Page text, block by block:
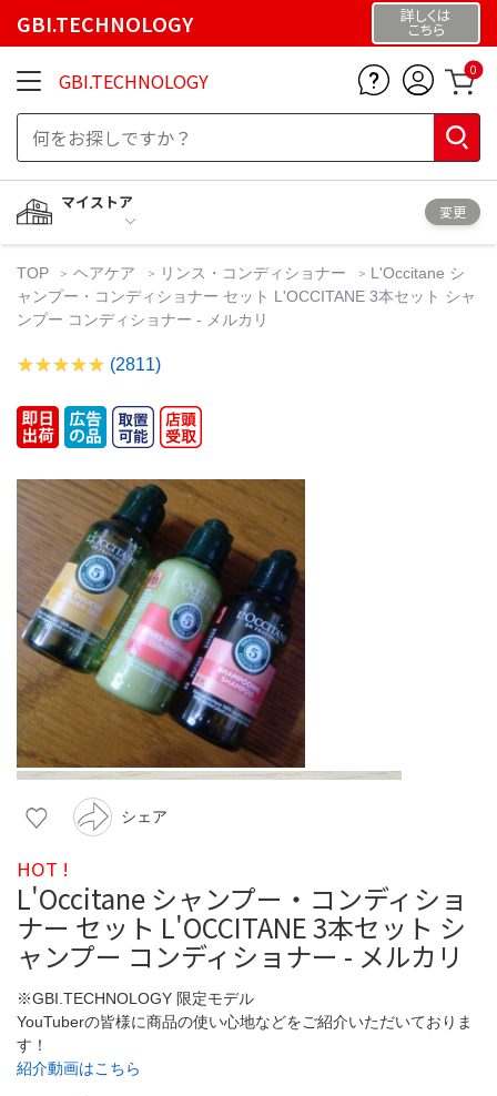
GBI.TECHNOLOGY 詳しくは
こちら
GBI.TECHNOLOGY 0
マイストア
変更
TOP ヘアケア リンス・コンディショナー
L'Occitane シ
ャンプー・コンディショナー セット L'OCCITANE 3本セット シャ
ンプー コンディショナー - メルカリ
(2811)
シェア
HOT !
L'Occitane シャンプー・コンディショ
ナー セット L'OCCITANE 3本セット シ
ャンプー コンディショナー - メルカリ
※GBI.TECHNOLOGY 限定モデル
YouTuberの皆様に商品の使い心地などをご紹介いただいておりま
す！
紹介動画はこちら